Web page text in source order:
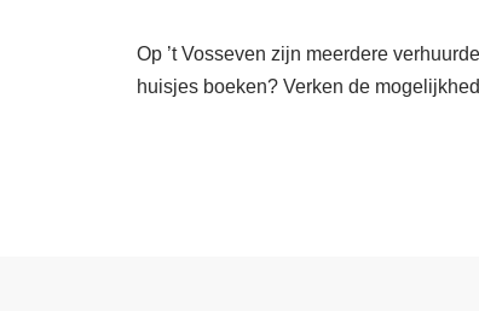
Op ’t Vosseven zijn meerdere
huisjes boeken? Verken de